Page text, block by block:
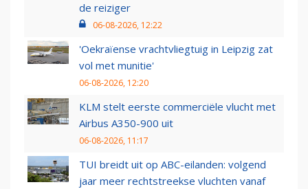
de reiziger
06-08-2026, 12:22
'Oekraïense vrachtvliegtuig in Leipzig zat
vol met munitie'
06-08-2026, 12:20
KLM stelt eerste commerciële vlucht met
Airbus A350-900 uit
06-08-2026, 11:17
TUI breidt uit op ABC-eilanden: volgend
jaar meer rechtstreekse vluchten vanaf